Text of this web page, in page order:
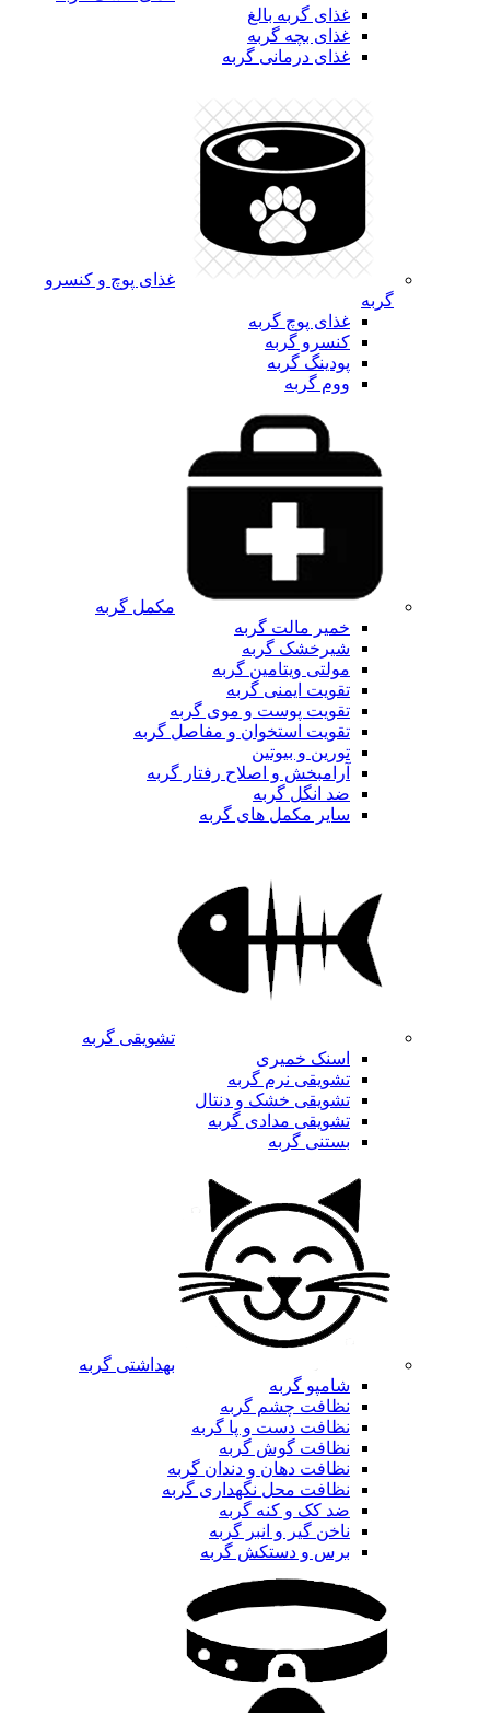
غذای گربه بالغ
غذای بچه گربه
غذای درمانی گربه
غذای پوچ و کنسرو
گربه
غذای پوچ گربه
کنسرو گربه
پودینگ گربه
ووم گربه
مکمل گربه
خمیر مالت گربه
شیرخشک گربه
مولتی ویتامین گربه
تقویت ایمنی گربه
تقویت پوست و موی گربه
تقویت استخوان و مفاصل گربه
تورین و بیوتین
آرامبخش و اصلاح رفتار گربه
ضد انگل گربه
سایر مکمل های گربه
تشویقی گربه
اسنک خمیری
تشویقی نرم گربه
تشویقی خشک و دنتال
تشویقی مدادی گربه
بستنی گربه
بهداشتی گربه
شامپو گربه
نظافت چشم گربه
نظافت دست و پا گربه
نظافت گوش گربه
نظافت دهان و دندان گربه
نظافت محل نگهداری گربه
ضد کک و کنه گربه
ناخن گیر و انبر گربه
برس و دستکش گربه